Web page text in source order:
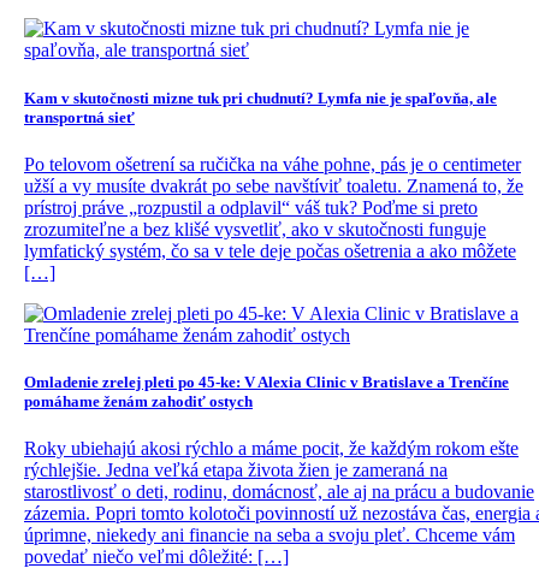
Kam v skutočnosti mizne tuk pri chudnutí? Lymfa nie je spaľovňa, ale
transportná sieť
Po telovom ošetrení sa ručička na váhe pohne, pás je o centimeter
užší a vy musíte dvakrát po sebe navštíviť toaletu. Znamená to, že
prístroj práve „rozpustil a odplavil“ váš tuk? Poďme si preto
zrozumiteľne a bez klišé vysvetliť, ako v skutočnosti funguje
lymfatický systém, čo sa v tele deje počas ošetrenia a ako môžete
[…]
Omladenie zrelej pleti po 45-ke: V Alexia Clinic v Bratislave a Trenčíne
pomáhame ženám zahodiť ostych
Roky ubiehajú akosi rýchlo a máme pocit, že každým rokom ešte
rýchlejšie. Jedna veľká etapa života žien je zameraná na
starostlivosť o deti, rodinu, domácnosť, ale aj na prácu a budovanie
zázemia. Popri tomto kolotoči povinností už nezostáva čas, energia
úprimne, niekedy ani financie na seba a svoju pleť. Chceme vám
povedať niečo veľmi dôležité: […]